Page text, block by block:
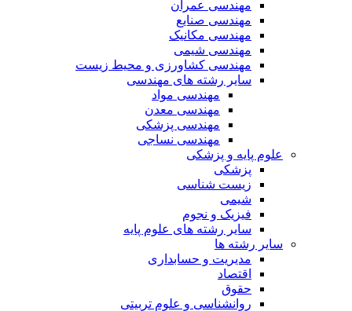
مهندسی عمران
مهندسی صنایع
مهندسی مکانیک
مهندسی شیمی
مهندسی کشاورزی و محیط زیست
سایر رشته های مهندسی
مهندسی مواد
مهندسی معدن
مهندسی پزشکی
مهندسی نساجی
علوم پایه و پزشکی
پزشکی
زیست شناسی
شیمی
فیزیک و نجوم
سایر رشته های علوم پایه
سایر رشته ها
مدیریت و حسابداری
اقتصاد
حقوق
روانشناسی و علوم تربیتی